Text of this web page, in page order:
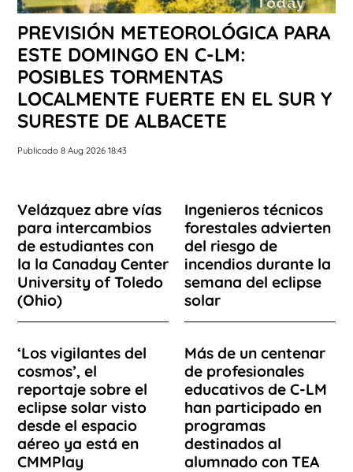
PREVISIÓN METEOROLÓGICA PARA
ESTE DOMINGO EN C-LM:
POSIBLES TORMENTAS
LOCALMENTE FUERTE EN EL SUR Y
SURESTE DE ALBACETE
Publicado 8 Aug 2026 18:43
Velázquez abre vías
para intercambios
de estudiantes con
la la Canaday Center
University of Toledo
(Ohio)
Ingenieros técnicos
forestales advierten
del riesgo de
incendios durante la
semana del eclipse
solar
‘Los vigilantes del
cosmos’, el
reportaje sobre el
eclipse solar visto
desde el espacio
aéreo ya está en
CMMPlay
Más de un centenar
de profesionales
educativos de C-LM
han participado en
programas
destinados al
alumnado con TEA